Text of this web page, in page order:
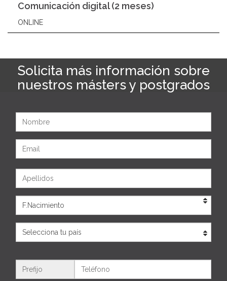
Comunicación digital (2 meses)
ONLINE
Solicita más información sobre
nuestros másters y postgrados